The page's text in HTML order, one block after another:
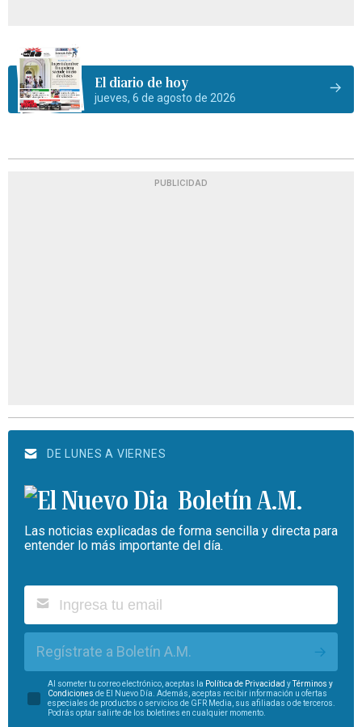
El diario de hoy
jueves, 6 de agosto de 2026
PUBLICIDAD
DE LUNES A VIERNES
Boletín A.M.
Las noticias explicadas de forma sencilla y directa para
entender lo más importante del día.
Regístrate a Boletín A.M.
Al someter tu correo electrónico, aceptas la Política de Privacidad y
Términos y
Condiciones de El Nuevo Día. Además, aceptas recibir información u ofertas
especiales de productos o servicios de GFR Media, sus afiliadas o de terceros.
Podrás optar salirte de los boletines en cualquier momento.